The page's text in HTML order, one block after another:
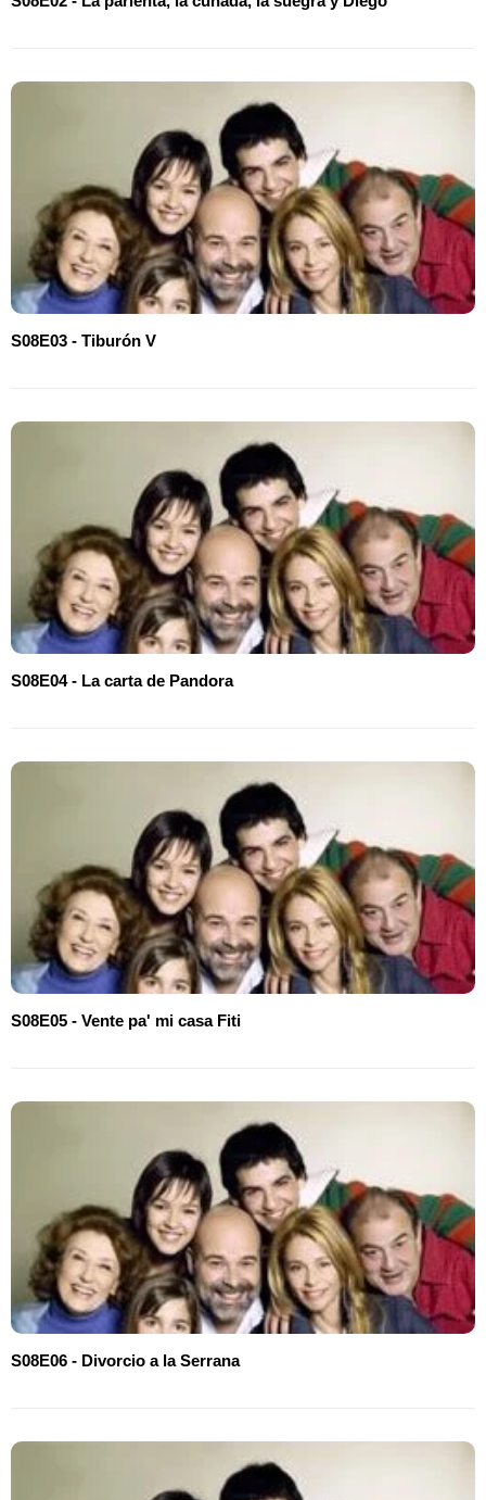
S08E03 - Tiburón V
S08E04 - La carta de Pandora
S08E05 - Vente pa' mi casa Fiti
S08E06 - Divorcio a la Serrana